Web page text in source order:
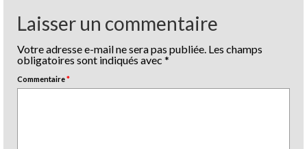
Laisser un commentaire
Votre adresse e-mail ne sera pas publiée. Les champs
obligatoires sont indiqués avec *
Commentaire*